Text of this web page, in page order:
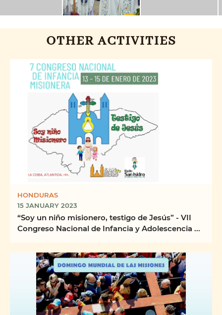
OTHER ACTIVITIES
HONDURAS
15 JANUARY 2023
“Soy un niño misionero, testigo de Jesús” - VII
Congreso Nacional de Infancia y Adolescencia ...